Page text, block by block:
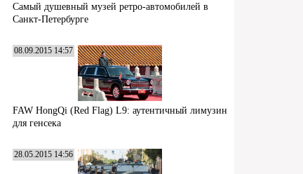
Самый душевный музей ретро-автомобилей в
Санкт-Петербурге
08.09.2015 14:57
FAW HongQi (Red Flag) L9: аутентичный лимузин
для генсека
28.05.2015 14:56